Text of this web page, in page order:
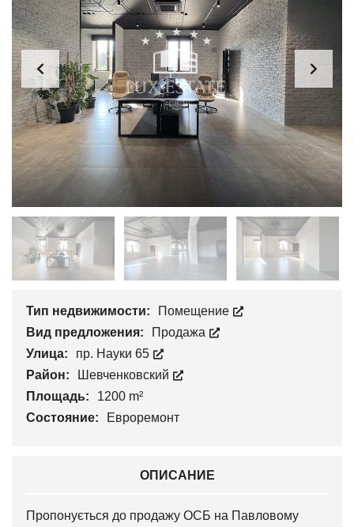
Тип недвижимости:
Помещение
Вид предложения:
Продажа
Улица:
пр. Науки 65
Район:
Шевченковский
Площадь:
1200 m²
Состояние:
Евроремонт
ОПИСАНИЕ
Пропонується до продажу ОСБ на Павловому